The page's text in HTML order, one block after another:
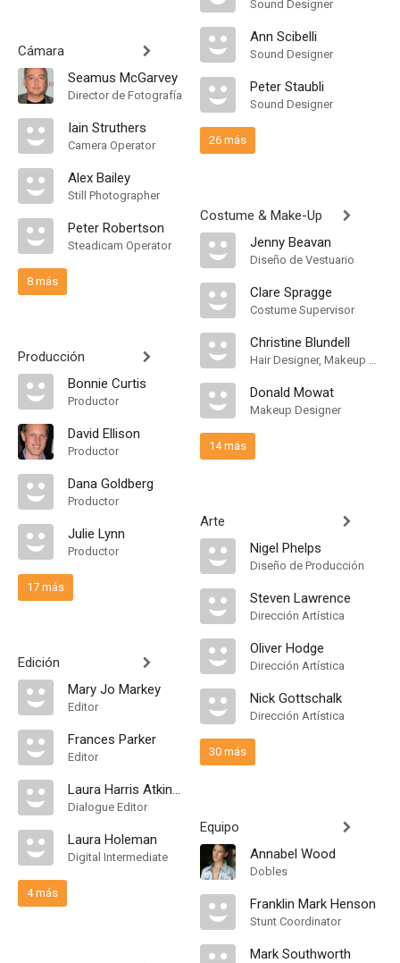
Cámara
Seamus McGarvey
Director de Fotografía
Iain Struthers
Camera Operator
Alex Bailey
Still Photographer
Peter Robertson
Steadicam Operator
8 más
Producción
Bonnie Curtis
Productor
David Ellison
Productor
Dana Goldberg
Productor
Julie Lynn
Productor
17 más
Edición
Mary Jo Markey
Editor
Frances Parker
Editor
Laura Harris Atkinson
Dialogue Editor
Laura Holeman
Digital Intermediate
4 más
Sound Designer
Ann Scibelli
Sound Designer
Peter Staubli
Sound Designer
26 más
Costume & Make-Up
Jenny Beavan
Diseño de Vestuario
Clare Spragge
Costume Supervisor
Christine Blundell
Hair Designer, Makeup Designer
Donald Mowat
Makeup Designer
14 más
Arte
Nigel Phelps
Diseño de Producción
Steven Lawrence
Dirección Artística
Oliver Hodge
Dirección Artística
Nick Gottschalk
Dirección Artística
30 más
Equipo
Annabel Wood
Dobles
Franklin Mark Henson
Stunt Coordinator
Mark Southworth